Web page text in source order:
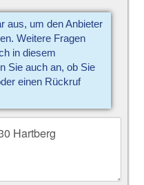
aus, um den Anbieter
Weitere Fragen
in diesem
Sie auch an, ob Sie
einen Rückruf